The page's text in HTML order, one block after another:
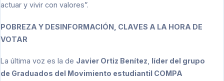
actuar y vivir con valores”.
POBREZA Y DESINFORMACIÓN, CLAVES A LA HORA DE
VOTAR
La última voz es la de Javier Ortiz Benítez líder del grupo
de Graduados del Movimiento estudiantil COMPA